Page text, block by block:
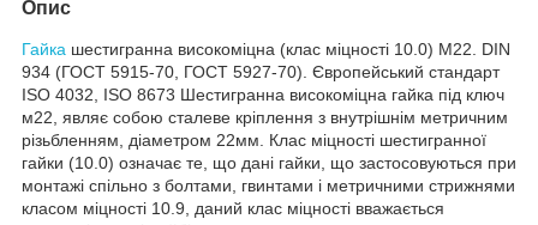
Опис
Гайка шестигранна високоміцна (клас міцності 10.0) М22. DIN
934 (ГОСТ 5915-70, ГОСТ 5927-70). Європейський стандарт
ISO 4032, ISO 8673 Шестигранна високоміцна гайка під ключ
м22, являє собою сталеве кріплення з внутрішнім метричним
різьбленням, діаметром 22мм. Клас міцності шестигранної
гайки (10.0) означає те, що дані гайки, що застосовуються при
монтажі спільно з болтами, гвинтами і метричними стрижнями
класом міцності 10.9, даний клас міцності вважається